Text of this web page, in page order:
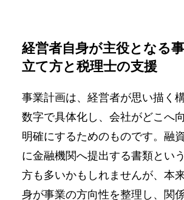
経営者自身が主役となる
立て方と税理士の支援
事業計画は、経営者が思い描く
数字で具体化し、会社がどこへ
明確にするためのものです。融
に金融機関へ提出する書類とい
方も多いかもしれませんが、本
身が事業の方向性を整理し、関